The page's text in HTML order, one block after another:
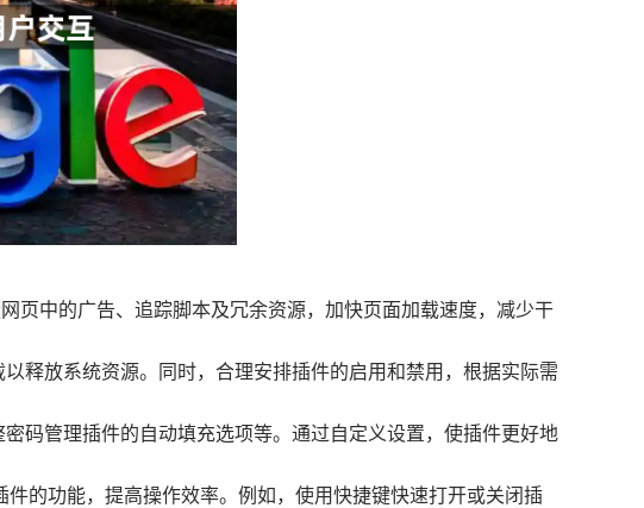
页中的广告、追踪脚本及冗余资源，加快页面加载速度，减少干
释放系统资源。同时，合理安排插件的启用和禁用，根据实际需
码管理插件的自动填充选项等。通过自定义设置，使插件更好地
的功能，提高操作效率。例如，使用快捷键快速打开或关闭插